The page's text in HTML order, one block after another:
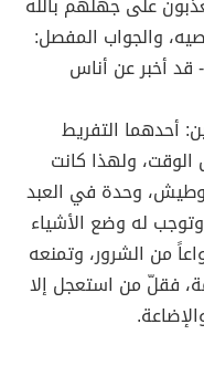
والجواب المفصل:
أخبر عن أناس
أحدهما التفريط
الوقت، ولهذا كانت
وطيش، وحدة في العبد
وتوجب له وضع الأشياء
من الشرور، وتمنعه
فقلّ من استعجل إلا